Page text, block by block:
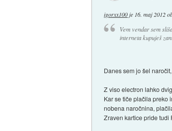
igorxx100 je 16. maj 2012
Vem vendar sem
interneta kupuješ
Danes sem jo šel
Z viso electron lahko
Kar se tiče plačila preko
nobena naročnina,
Zraven kartice pride tudi